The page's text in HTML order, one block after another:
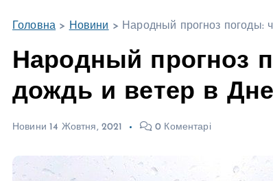
Головна > Новини > Народный прогноз погоды:
Народный прогноз
дождь и ветер в
Новини 14 Жовтня, 2021 0 Коментарі